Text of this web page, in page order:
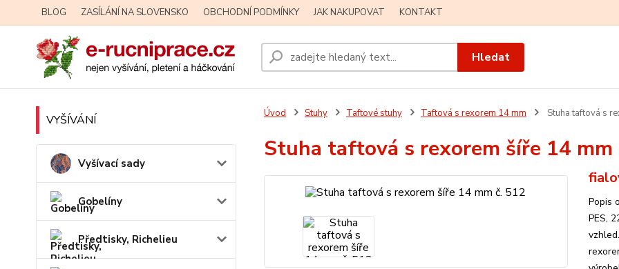
BLOG ZASÍLÁNÍ NA SLOVENSKO OBCHODNÍ PODMÍNKY JAK NAKUPOVAT KONTAKT
Hledat
VYŠÍVÁNÍ
Vyšívací sady
Gobelíny
Předtisky, Richelieu
Úvod Stuhy Taftové stuhy Taftová s rexorem 14 mm Stuha taftová s
Stuha taftová s rexorem šíře 14 mm
Popis
PES,